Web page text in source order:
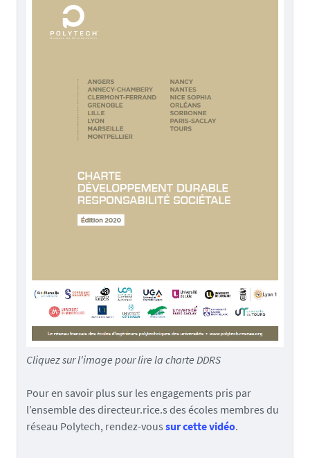
Cliquez sur l'image pour lire la charte DDRS
Pour en savoir plus sur les engagements pris par
l’ensemble des directeur.rice.s des écoles membres du
réseau Polytech, rendez-vous sur cette vidéo.